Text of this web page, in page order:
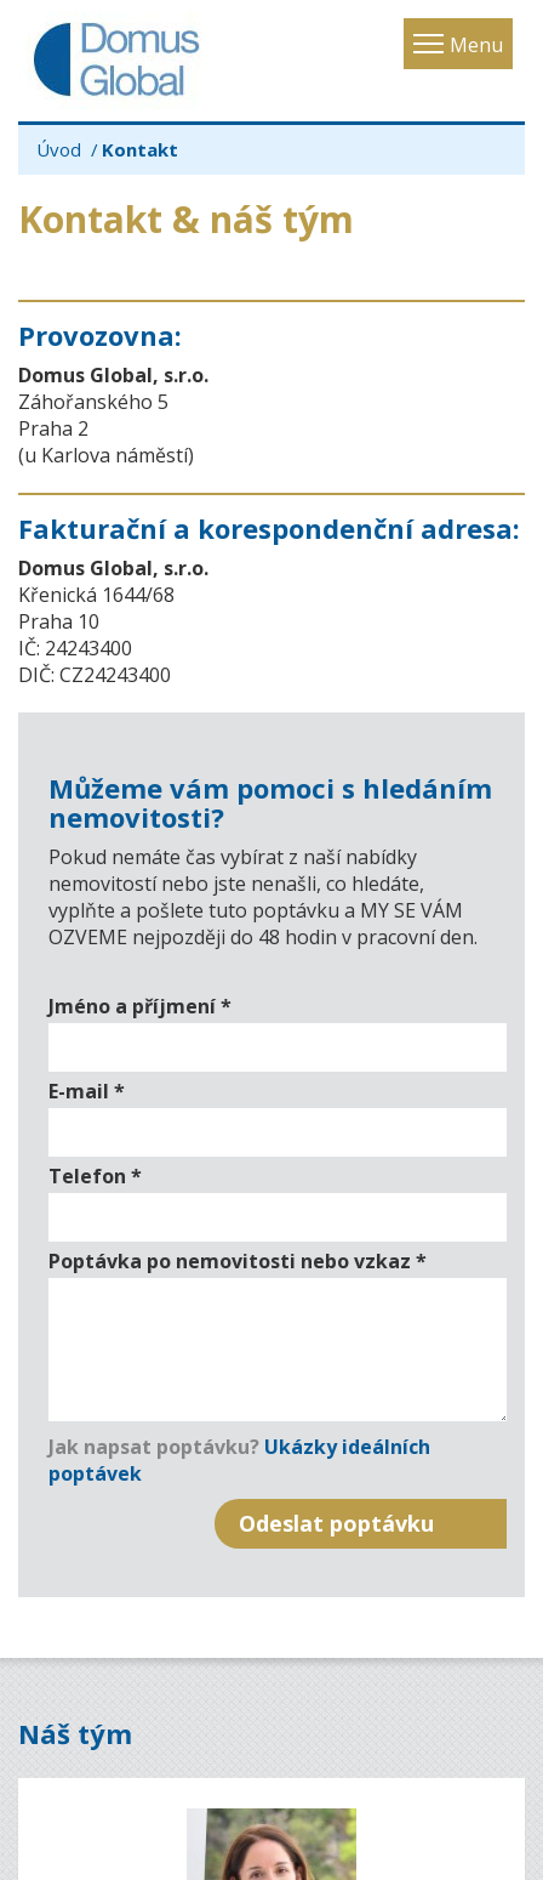
Menu
Toggle
Úvod Kontakt
Kontakt & náš tým
Provozovna:
Domus Global, s.r.o.
Záhořanského 5
Praha 2
(u Karlova náměstí)
Fakturační a korespondenční adresa:
Domus Global, s.r.o.
Křenická 1644/68
Praha 10
IČ: 24243400
DIČ: CZ24243400
Můžeme vám pomoci s hledáním
nemovitosti?
Pokud nemáte čas vybírat z naší nabídky
nemovitostí nebo jste nenašli, co hledáte,
vyplňte a pošlete tuto poptávku a MY SE VÁM
OZVEME nejpozději do 48 hodin v pracovní den.
Jméno a příjmení*
E-mail *
Telefon *
Poptávka po nemovitosti nebo vzkaz *
Jak napsat poptávku? Ukázky ideálních
poptávek
Náš tým